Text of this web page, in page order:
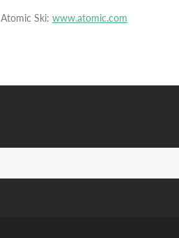
Atomic Ski: www.atomic.com